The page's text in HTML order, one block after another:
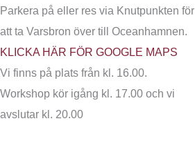
Parkera på eller res via Knutpunkten för
att ta Varsbron över till Oceanhamnen.
KLICKA HÄR FÖR GOOGLE MAPS
Vi finns på plats från kl. 16.00.
Workshop kör igång kl. 17.00 och vi
avslutar kl. 20.00